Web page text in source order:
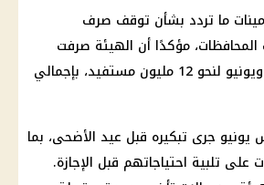
ما تردد بشأن توقف صرف
مؤكدًا أن الهيئة صرفت
معاشات شهري مايو ويونيو لنحو 12 مليون مستفيد، بإجمالي
جرى تبكيره قبل عيد الأضحى، بما
تلبية احتياجاتهم قبل الإجازة.